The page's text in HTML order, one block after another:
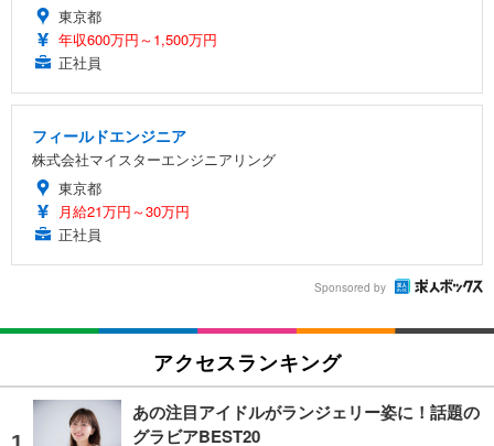
東京都
年収600万円～1,500万円
正社員
フィールドエンジニア
株式会社マイスターエンジニアリング
東京都
月給21万円～30万円
正社員
Sponsored by
アクセスランキング
あの注目アイドルがランジェリー姿に！話題の
グラビアBEST20